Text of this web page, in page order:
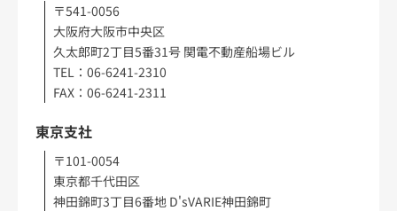
〒541-0056
大阪府大阪市中央区
久太郎町2丁目5番31号 関電不動産船場ビル
TEL：06-6241-2310
FAX：06-6241-2311
東京支社
〒101-0054
東京都千代田区
神田錦町3丁目6番地 D'sVARIE神田錦町